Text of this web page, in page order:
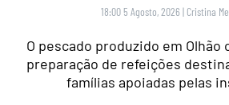
18:00 5 Agosto, 2026 | Cristina
O pescado produzido em
preparação de refeições
famílias apoiadas pelas